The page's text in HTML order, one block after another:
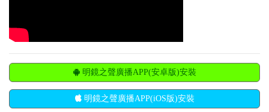
明鏡之聲廣播APP(安卓版)安裝
明鏡之聲廣播APP(iOS版)安裝